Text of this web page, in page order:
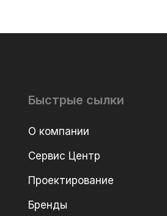
Быстрые сылки
О компании
Сервис Центр
Проектирование
Бренды